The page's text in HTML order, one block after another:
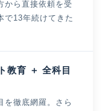
から直接依頼を受
で13年続けてきた
教育 ＋ 全科目
を徹底網羅。さら